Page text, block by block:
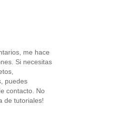
me hace
Si necesitas
puedes
contacto. No
de tutoriales!